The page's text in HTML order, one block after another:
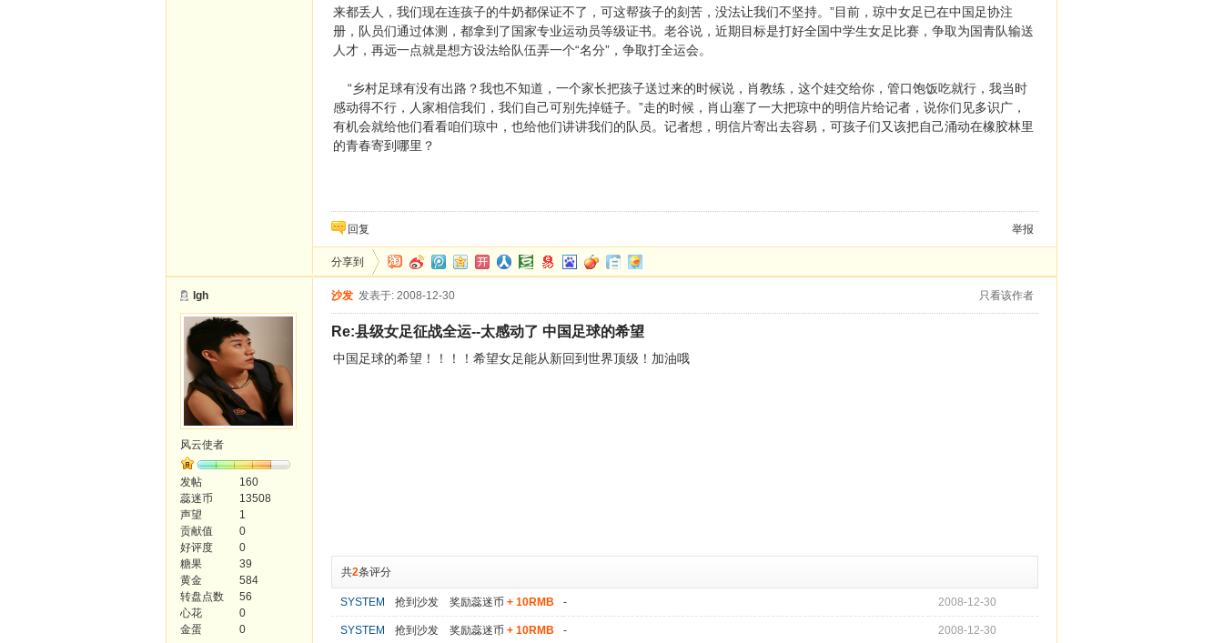
来都丢人，我们现在连孩子的牛奶都保证不了，可这帮孩子的刻苦，没法让我们不坚持。”目前，琼中女足已在中国足协注
册，队员们通过体测，都拿到了国家专业运动员等级证书。老谷说，近期目标是打好全国中学生女足比赛，争取为国青队输送
人才，再远一点就是想方设法给队伍弄一个“名分”，争取打全运会。
“乡村足球有没有出路？我也不知道，一个家长把孩子送过来的时候说，肖教练，这个娃交给你，管口饱饭吃就行，我当时
感动得不行，人家相信我们，我们自己可别先掉链子。”走的时候，肖山塞了一大把琼中的明信片给记者，说你们见多识广，
有机会就给他们看看咱们琼中，也给他们讲讲我们的队员。记者想，明信片寄出去容易，可孩子们又该把自己涌动在橡胶林里
的青春寄到哪里？
回复 举报
分享到
lgh
风云使者
发帖
160
蕊迷币
13508
声望
1
贡献值
0
好评度
0
糖果
39
黄金
584
转盘点数
56
心花
0
金蛋
0
只看该作者
沙发 发表于: 2008-12-30
Re:县级女足征战全运--太感动了 中国足球的希望
中国足球的希望！！！！希望女足能从新回到世界顶级！加油哦
共2条评分
SYSTEM 抢到沙发 奖励蕊迷币 + 10RMB - 2008-12-30
SYSTEM 抢到沙发 奖励蕊迷币 + 10RMB - 2008-12-30